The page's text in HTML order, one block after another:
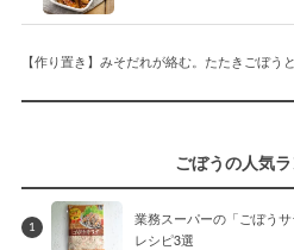
【作り置き】みそだれが絡む。たたきごぼう
ごぼうの人気
1
業務スーパーの「ごぼう
レシピ3選